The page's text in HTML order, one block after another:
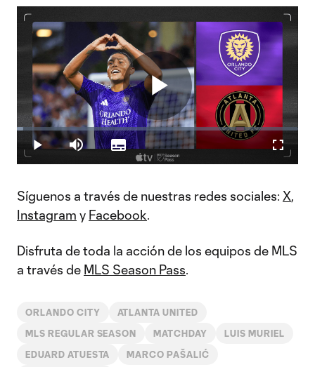
Play
Video
Play Mute
Loaded:
2.31%
Subtitles
Síguenos a través de nuestras redes sociales: X,
Instagram y Facebook.
Disfruta de toda la acción de los equipos de MLS
a través de MLS Season Pass.
ORLANDO CITY ATLANTA UNITED
MLS REGULAR SEASON MATCHDAY LUIS MURIEL
EDUARD ATUESTA MARCO PAŠALIĆ